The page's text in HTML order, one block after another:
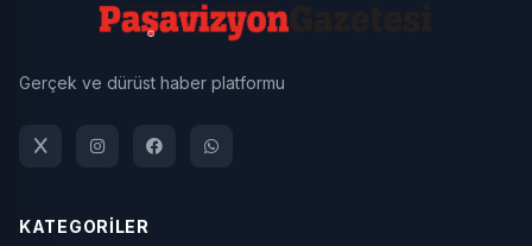
Gerçek ve dürüst haber platformu
KATEGORİLER